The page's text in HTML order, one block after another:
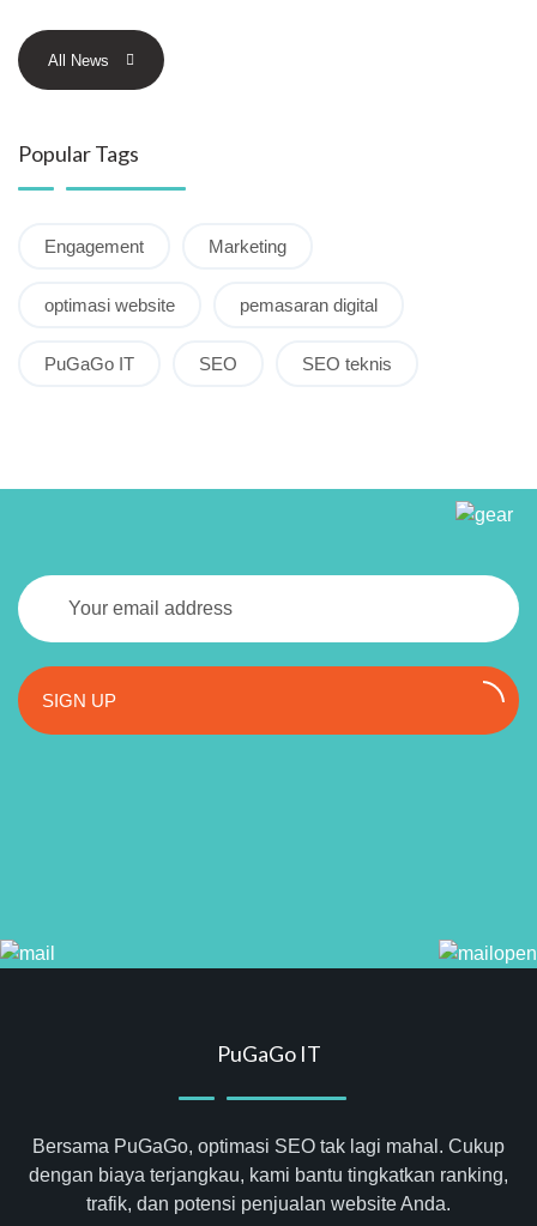
All News
Popular Tags
Engagement Marketing
optimasi website pemasaran digital
PuGaGo IT SEO SEO teknis
SIGN UP
PuGaGo IT
Bersama PuGaGo, optimasi SEO tak lagi mahal. Cukup
dengan biaya terjangkau, kami bantu tingkatkan ranking,
trafik, dan potensi penjualan website Anda.